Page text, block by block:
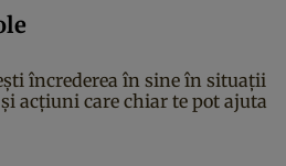
încrederea în sine în situații
acțiuni care chiar te pot ajuta